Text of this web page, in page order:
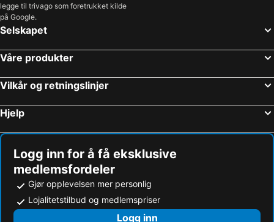
Hoteller i Split-Dalmatien
Hoteller i Phuket
legge til trivago som foretrukket kilde
på Google.
Selskapet
Våre produkter
Vilkår og retningslinjer
Hjelp
Logg inn for å få eksklusive
medlemsfordeler
Gjør opplevelsen mer personlig
Lojalitetstilbud og medlemspriser
Logg inn